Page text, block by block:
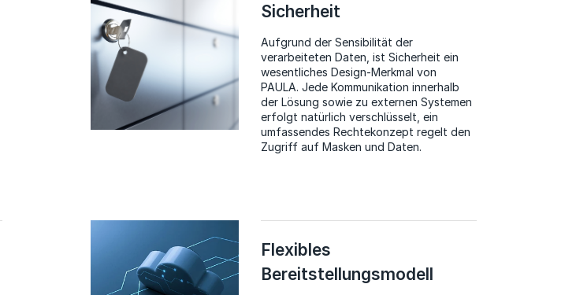
Sicherheit
Aufgrund der Sensibilität der
verarbeiteten Daten, ist Sicherheit ein
wesentliches Design-Merkmal von
PAULA. Jede Kommunikation innerhalb
der Lösung sowie zu externen Systemen
erfolgt natürlich verschlüsselt, ein
umfassendes Rechtekonzept regelt den
Zugriff auf Masken und Daten.
Flexibles
Bereitstellungsmodell